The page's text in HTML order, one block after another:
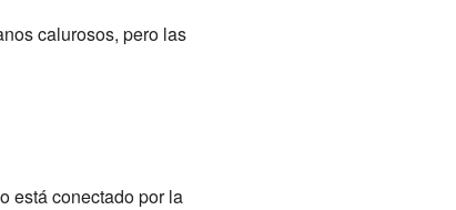
calurosos, pero las
está conectado por la